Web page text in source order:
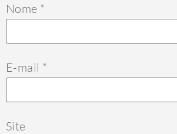
Nome *
E-mail *
Site